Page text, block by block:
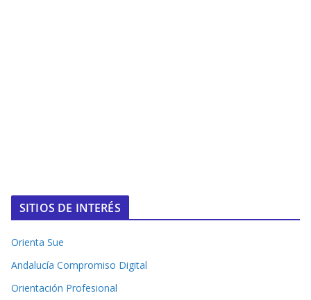
SITIOS DE INTERÉS
Orienta Sue
Andalucía Compromiso Digital
Orientación Profesional